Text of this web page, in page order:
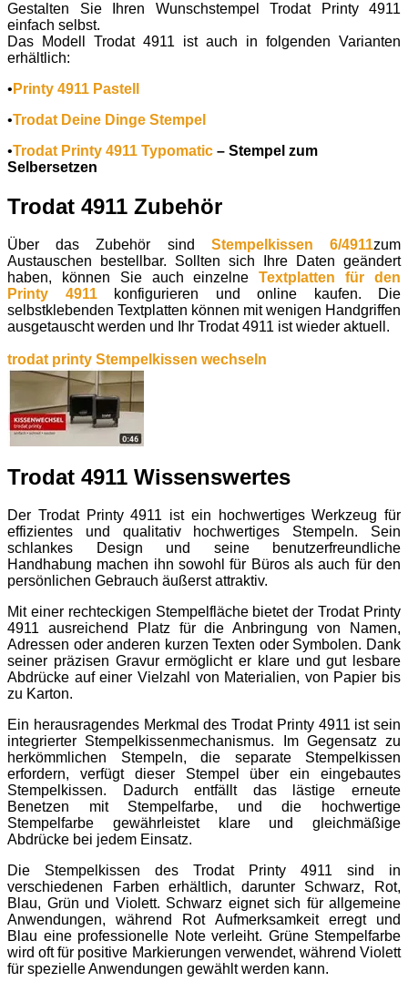
Gestalten Sie Ihren Wunschstempel Trodat Printy 4911
einfach selbst.
Das Modell Trodat 4911 ist auch in folgenden Varianten
erhältlich:
• Printy 4911 Pastell
•Trodat Deine Dinge Stempel
•Trodat Printy 4911 Typomatic – Stempel zum
Selbersetzen
Trodat 4911 Zubehör
Über das Zubehör sind Stempelkissen 6/4911zum
Austauschen bestellbar. Sollten sich Ihre Daten geändert
haben, können Sie auch einzelne Textplatten für den
Printy 4911konfigurieren und online kaufen. Die
selbstklebenden Textplatten können mit wenigen Handgriffen
ausgetauscht werden und Ihr Trodat 4911 ist wieder aktuell.
trodat printy Stempelkissen wechseln
Trodat 4911 Wissenswertes
Der Trodat Printy 4911 ist ein hochwertiges Werkzeug für
effizientes und qualitativ hochwertiges Stempeln. Sein
schlankes Design und seine benutzerfreundliche
Handhabung machen ihn sowohl für Büros als auch für den
persönlichen Gebrauch äußerst attraktiv.
Mit einer rechteckigen Stempelfläche bietet der Trodat Printy
4911 ausreichend Platz für die Anbringung von Namen,
Adressen oder anderen kurzen Texten oder Symbolen. Dank
seiner präzisen Gravur ermöglicht er klare und gut lesbare
Abdrücke auf einer Vielzahl von Materialien, von Papier bis
zu Karton.
Ein herausragendes Merkmal des Trodat Printy 4911 ist sein
integrierter Stempelkissenmechanismus. Im Gegensatz zu
herkömmlichen Stempeln, die separate Stempelkissen
erfordern, verfügt dieser Stempel über ein eingebautes
Stempelkissen. Dadurch entfällt das lästige erneute
Benetzen mit Stempelfarbe, und die hochwertige
Stempelfarbe gewährleistet klare und gleichmäßige
Abdrücke bei jedem Einsatz.
Die Stempelkissen des Trodat Printy 4911 sind in
verschiedenen Farben erhältlich, darunter Schwarz, Rot,
Blau, Grün und Violett. Schwarz eignet sich für allgemeine
Anwendungen, während Rot Aufmerksamkeit erregt und
Blau eine professionelle Note verleiht. Grüne Stempelfarbe
wird oft für positive Markierungen verwendet, während Violett
für spezielle Anwendungen gewählt werden kann.